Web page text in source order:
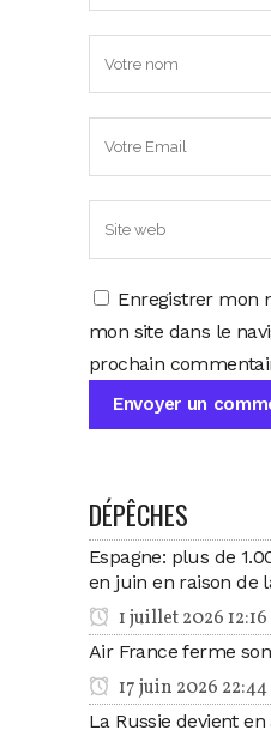
Enregistrer mon
mon site dans le
prochain
DÉPÊCHES
Espagne: plus de
en juin en raison de
1 juillet 2026 12:16
Air France ferme
17 juin 2026 22:44
La Russie devient en